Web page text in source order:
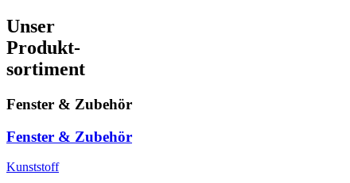
Unser
Produkt-
sortiment
Fenster & Zubehör
Fenster & Zubehör
Kunststoff